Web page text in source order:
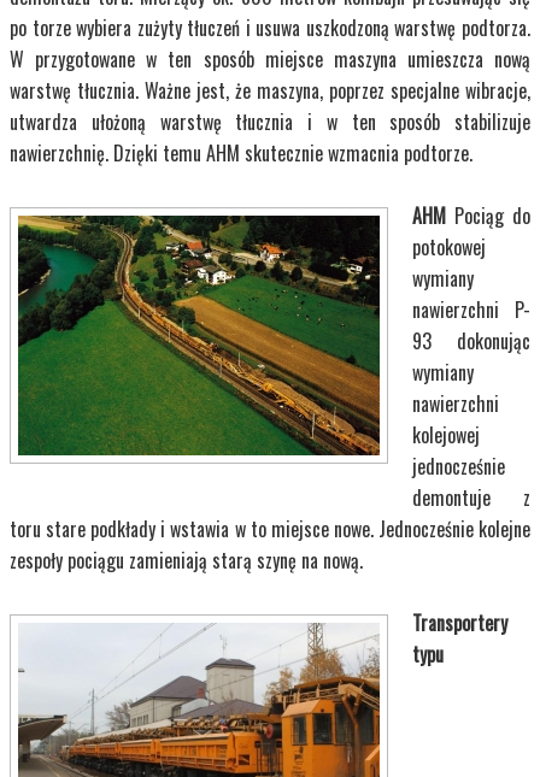
po torze wybiera zużyty tłuczeń i usuwa uszkodzoną warstwę podtorza.
W przygotowane w ten sposób miejsce maszyna umieszcza nową
warstwę tłucznia. Ważne jest, że maszyna, poprzez specjalne wibracje,
utwardza ułożoną warstwę tłucznia i w ten sposób stabilizuje
nawierzchnię. Dzięki temu AHM skutecznie wzmacnia podtorze.
AHM Pociąg do
potokowej
wymiany
nawierzchni P-
93 dokonując
wymiany
nawierzchni
kolejowej
jednocześnie
demontuje z
toru stare podkłady i wstawia w to miejsce nowe. Jednocześnie kolejne
zespoły pociągu zamieniają starą szynę na nową.
Transportery
typu